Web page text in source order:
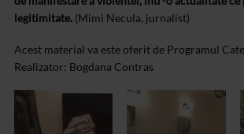
legitimitate. (Mimi Necula, jurnalist)
Acest material va este oferit de Programul
Realizator: Bogdana Contras